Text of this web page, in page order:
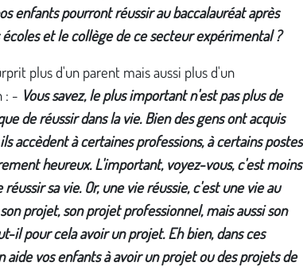
enfants pourront réussir au baccalauréat après
et le collège de ce secteur expérimental ?
plus d'un parent mais aussi plus d'un
: - Vous savez, le plus important n'est pas plus de
de réussir dans la vie. Bien des gens ont acquis
accèdent à certaines professions, à certains postes
heureux. L'important, voyez-vous, c'est moins
sa vie. Or, une vie réussie, c'est une vie au
projet, son projet professionnel, mais aussi son
il pour cela avoir un projet. Eh bien, dans ces
aide vos enfants à avoir un projet ou des projets de